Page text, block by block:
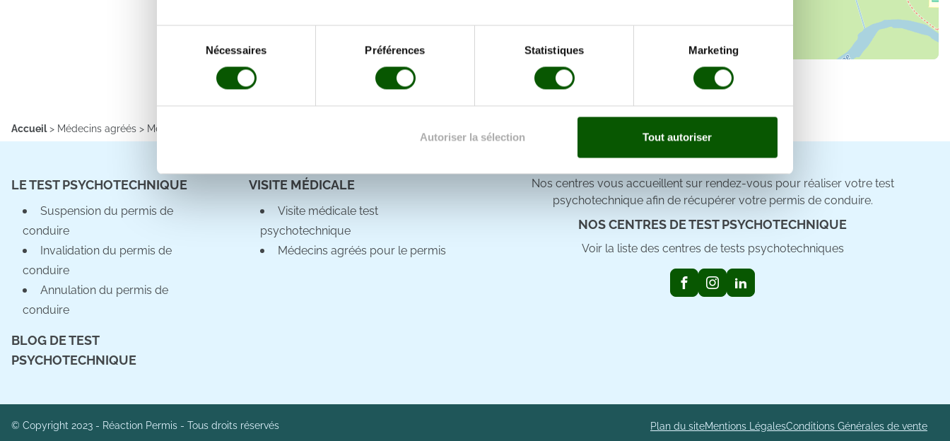
Si vous le permettez, nous aimerions également :
Collecter des informations sur votre localisation géographique qui peuvent être précises à plusieurs mètres près
digitales).
. Vous pouvez modifier ou retirer votre consentement à tout moment à partir de la déclaration sur les cookies.
partenaires de médias sociaux, de publicité et d'analyse, qui peuvent combiner celles-ci avec d'autres informations que
vous leur avez fournies ou qu'ils ont collectées lors de votre utilisation de leurs services.
consentement
Nécessaires Préférences Statistiques Marketing
Autoriser la sélection Tout autoriser
Accueil> Médecins agréés > Médecins agréés
LE TEST PSYCHOTECHNIQUE
Suspension du permis de
conduire
Invalidation du permis de
conduire
Annulation du permis de
conduire
BLOG DE TEST
PSYCHOTECHNIQUE
VISITE MÉDICALE
Visite médicale test
psychotechnique
Médecins agréés pour le permis
Nos centres vous accueillent sur rendez-vous pour réaliser votre test
psychotechnique afin de récupérer votre permis de conduire.
NOS CENTRES DE TEST PSYCHOTECHNIQUE
Voir la liste des centres de tests psychotechniques
© Copyright 2023 - Réaction Permis - Tous droits réservés Plan du siteMentions LégalesConditions Générales de vente